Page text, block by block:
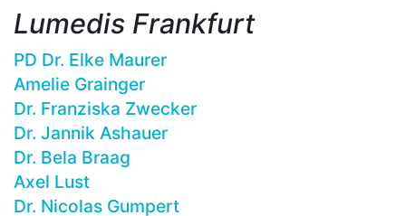
Lumedis Frankfurt
PD Dr. Elke Maurer
Amelie Grainger
Dr. Franziska Zwecker
Dr. Jannik Ashauer
Dr. Bela Braag
Axel Lust
Dr. Nicolas Gumpert